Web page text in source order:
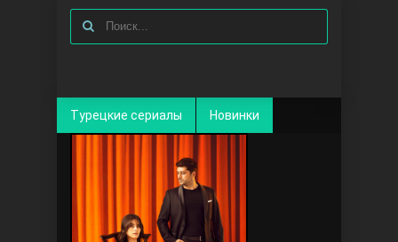
Турецкие сериалы Новинки